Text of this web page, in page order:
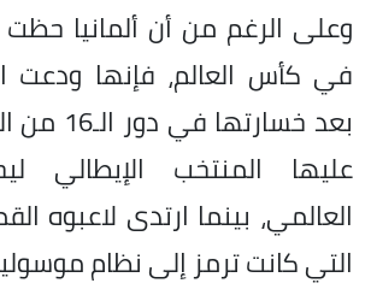
وعلى الرغم من أن ألمانيا
في كأس العالم، فإنها ودعت
بعد
عليها المنتخب الإيطالي
العالمي، بينما ارتدى لاعبوه
التي كانت ترمز إلى نظام